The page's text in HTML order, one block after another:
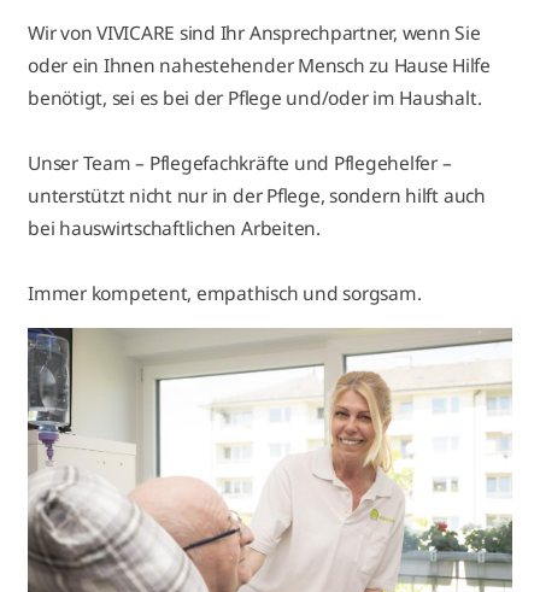
Wir von VIVICARE sind Ihr Ansprechpartner, wenn Sie
oder ein Ihnen nahestehender Mensch zu Hause Hilfe
benötigt, sei es bei der Pflege und/oder im Haushalt.
Unser Team – Pflegefachkräfte und Pflegehelfer –
unterstützt nicht nur in der Pflege, sondern hilft auch
bei hauswirtschaftlichen Arbeiten.
Immer kompetent, empathisch und sorgsam.